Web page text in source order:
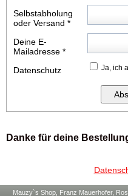
Selbstabholung
oder Versand *
Deine E-
Mailadresse *
Datenschutz
Ja, ich
Danke für deine
Mauzy`s Shop, Franz Mauerhofer,